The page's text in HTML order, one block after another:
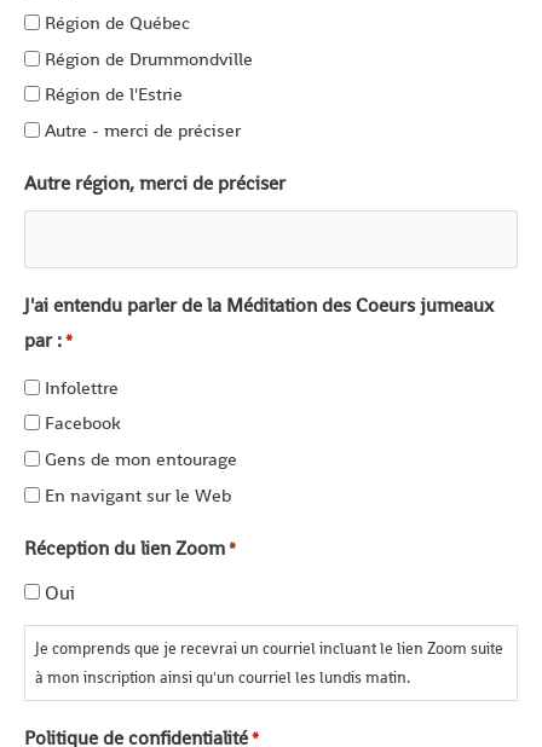
Région de Québec
Région de Drummondville
Région de l'Estrie
Autre - merci de préciser
Autre région, merci de préciser
J'ai entendu parler de la Méditation des Coeurs jumeaux
par :*
Infolettre
Facebook
Gens de mon entourage
En navigant sur le Web
Réception du lien Zoom*
Oui
Je comprends que je recevrai un courriel incluant le lien Zoom suite
à mon inscription ainsi qu'un courriel les lundis matin.
Politique de confidentialité*